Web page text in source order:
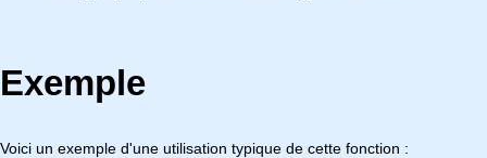
Exemple
Voici un exemple d'une utilisation typique de cette fonction :